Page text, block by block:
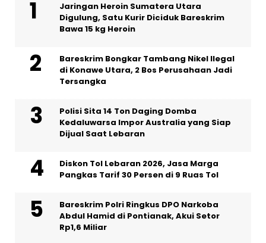
Jaringan Heroin Sumatera Utara
Digulung, Satu Kurir Diciduk Bareskrim
Bawa 15 kg Heroin
Bareskrim Bongkar Tambang Nikel Ilegal
di Konawe Utara, 2 Bos Perusahaan Jadi
Tersangka
Polisi Sita 14 Ton Daging Domba
Kedaluwarsa Impor Australia yang Siap
Dijual Saat Lebaran
Diskon Tol Lebaran 2026, Jasa Marga
Pangkas Tarif 30 Persen di 9 Ruas Tol
Bareskrim Polri Ringkus DPO Narkoba
Abdul Hamid di Pontianak, Akui Setor
Rp1,6 Miliar